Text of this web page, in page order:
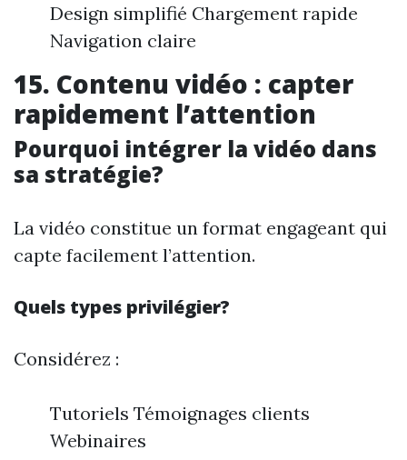
Design simplifié Chargement rapide
Navigation claire
15. Contenu vidéo : capter
rapidement l’attention
Pourquoi intégrer la vidéo dans
sa stratégie?
La vidéo constitue un format engageant qui
capte facilement l’attention.
Quels types privilégier?
Considérez :
Tutoriels Témoignages clients
Webinaires